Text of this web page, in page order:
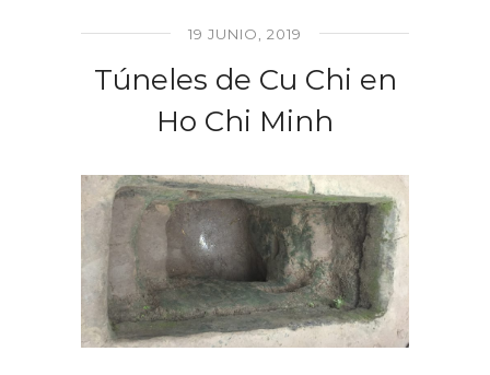
19 JUNIO, 2019
Túneles de Cu Chi en
Ho Chi Minh